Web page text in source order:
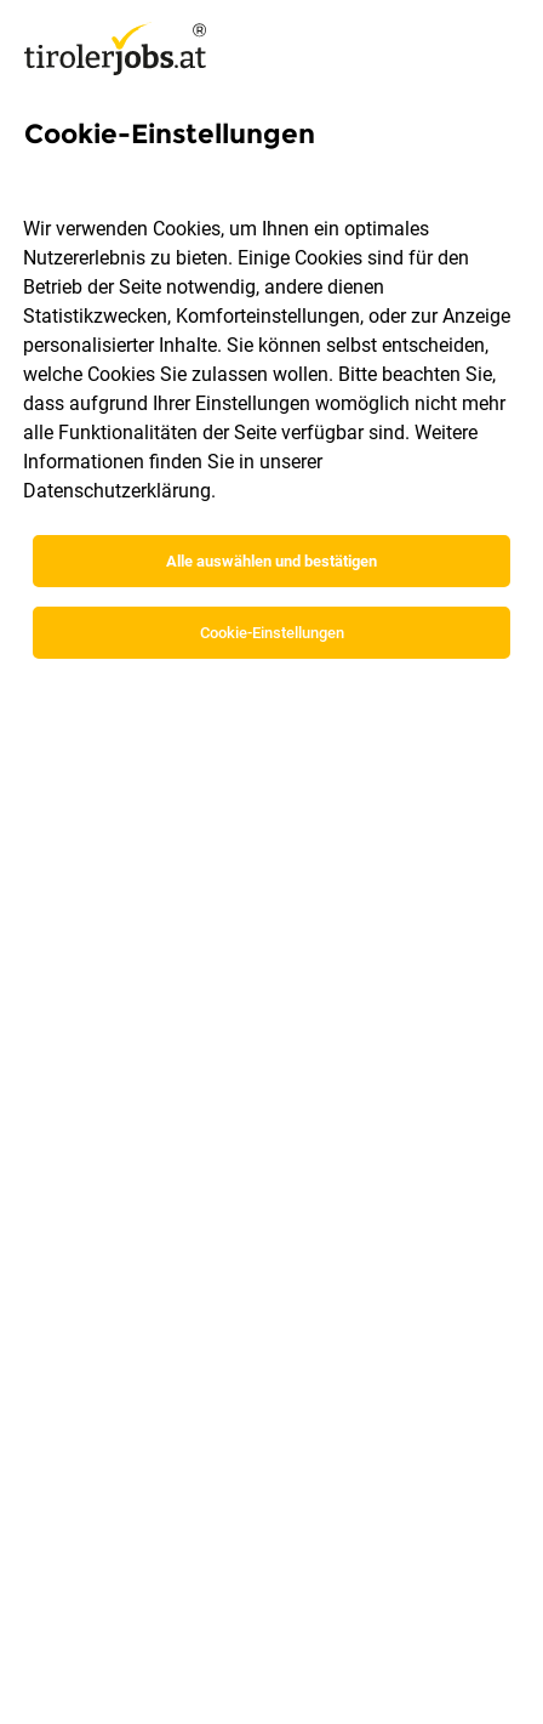
Softwareengineer mit
Kufgem GmbH
Kufstein Vollzeit Teilzeit 28.07.2026
Cookie-Einstellungen
Wir verwenden Cookies, um Ihnen ein optimales
Nutzererlebnis zu bieten. Einige Cookies sind für den
Betrieb der Seite notwendig, andere dienen
Statistikzwecken, Komforteinstellungen, oder zur Anzeige
personalisierter Inhalte. Sie können selbst entscheiden,
welche Cookies Sie zulassen wollen. Bitte beachten Sie,
dass aufgrund Ihrer Einstellungen womöglich nicht mehr
alle Funktionalitäten der Seite verfügbar sind. Weitere
Informationen finden Sie in unserer
Datenschutzerklärung.
Alle auswählen und bestätigen
Cookie-Einstellungen